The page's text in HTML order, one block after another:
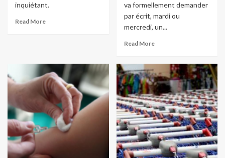
Des chats utilisés comme torches
4
Dans le monde
Un baril de pétrole à plus de 100 dollars,
si…
Dans le monde
Les réseaux sociaux interdits au moins de
inquiétant.
Read More
va formellement demander
par écrit, mardi ou
mercredi, un...
Read More